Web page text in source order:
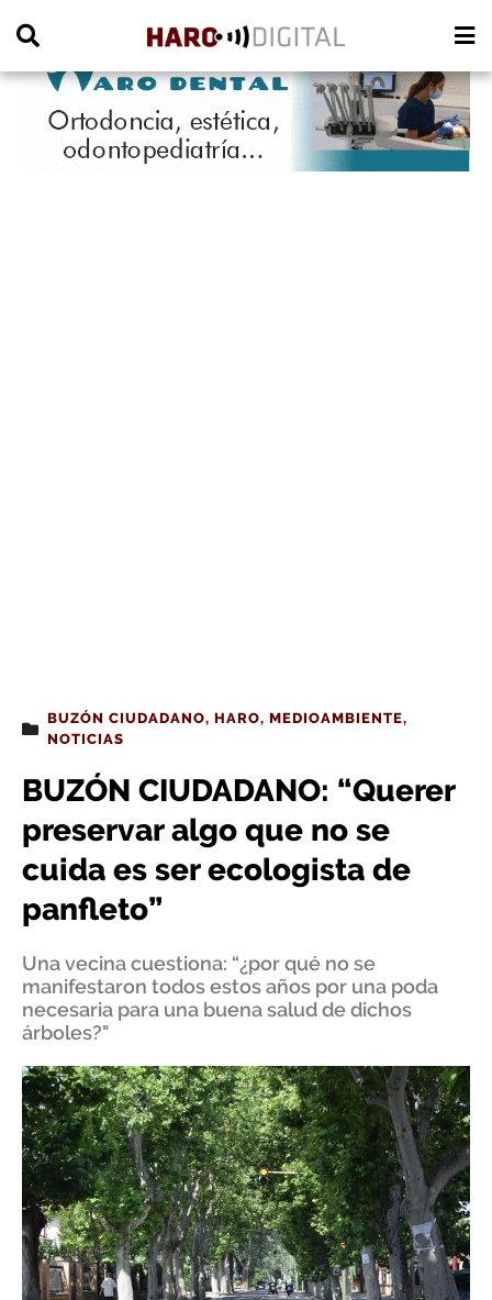
BUZÓN CIUDADANO, HARO, MEDIOAMBIENTE,
NOTICIAS
BUZÓN CIUDADANO: “Querer
preservar algo que no se
cuida es ser ecologista de
panfleto”
Una vecina cuestiona: “¿por qué no se
manifestaron todos estos años por una poda
necesaria para una buena salud de dichos
árboles?"